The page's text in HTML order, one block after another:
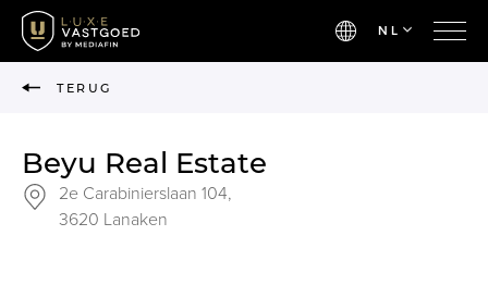
NL
TERUG
Beyu Real Estate
2e Carabinierslaan 104,
3620 Lanaken